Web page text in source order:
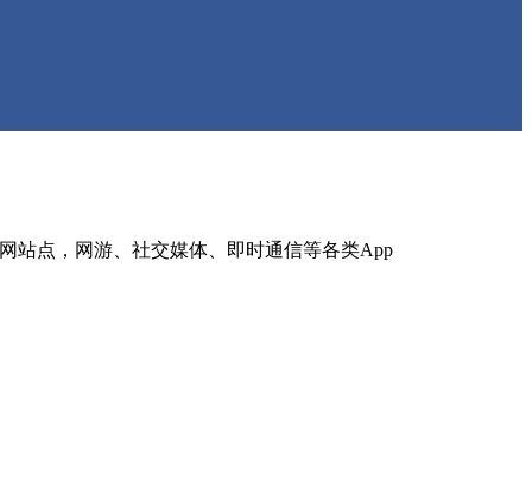
站点，网游、社交媒体、即时通信等各类App